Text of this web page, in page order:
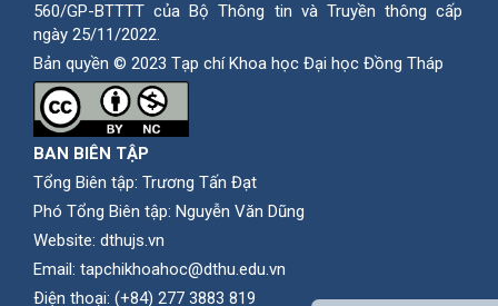
560/GP-BTTTT của Bộ Thông tin và Truyền thông cấp
ngày 25/11/2022.
Bản quyền © 2023 Tạp chí Khoa học Đại học Đồng Tháp
BAN BIÊN TẬP
Tổng Biên tập: Trương Tấn Đạt
Phó Tổng Biên tập: Nguyễn Văn Dũng
Website: dthujs.vn
Email: tapchikhoahoc@dthu.edu.vn
Ðiện thoại: (+84) 277 3883 819